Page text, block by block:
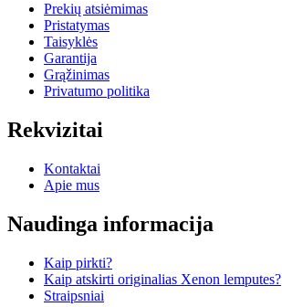
Prekių atsiėmimas
Pristatymas
Taisyklės
Garantija
Grąžinimas
Privatumo politika
Rekvizitai
Kontaktai
Apie mus
Naudinga informacija
Kaip pirkti?
Kaip atskirti originalias Xenon lemputes?
Straipsniai